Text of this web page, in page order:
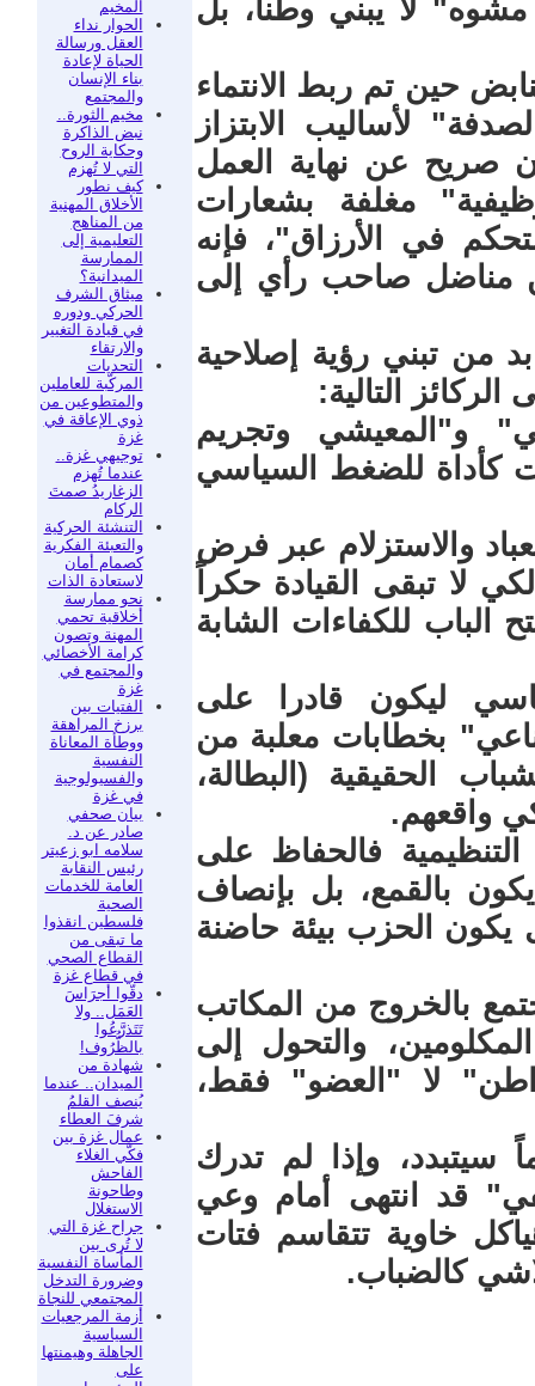
المخيم
الحوار نداء
العقل ورسالة
الحياة لإعادة
بناء الإنسان
والمجتمع
مخيم الثورة..
نبض الذاكرة
وحكاية الروح
التي لا تُهزم
كيف نطور
الأخلاق المهنية
من المناهج
التعليمية إلى
الممارسة
الميدانية؟
ميثاق الشرف
الحركي ودوره
في قيادة التغيير
والارتقاء
التحديات
المركّبة للعاملين
والمتطوعين من
ذوي الإعاقة في
غزة
توجيهي غزة..
عندما تُهزم
الزغاريدُ صمتَ
الركام
التنشئة الحركية
والتعبئة الفكرية
كصمام أمان
لاستعادة الذات
نحو ممارسة
أخلاقية تحمي
المهنة وتصون
كرامة الأخصائي
والمجتمع في
غزة
الفتيات بين
برزخ المراهقة
ووطأة المعاناة
النفسية
والفسيولوجية
في غزة
بيان صحفي
صادر عن د.
سلامه ابو زعيتر
رئيس النقابة
العامة للخدمات
الصحية
فلسطين انقذوا
ما تبقى من
القطاع الصحي
في قطاع غزة
دقّوا أجرَاسَ
العَمَل.. ولا
تَتَذرَّعُوا
بالظُّرُوف!
شهادة من
الميدان.. عندما
يُنصف القلمُ
شرفَ العطاء
عمال غزة بين
فكّي الغلاء
الفاحش
وطاحونة
الاستغلال
جراح غزة التي
لا تُرى بين
المأساة النفسية
وضرورة التدخل
المجتمعي للنجاة
أزمة المرجعيات
السياسية
الجاهلة وهيمنتها
على
مشوه" لا يبني وطناً، بل
حين تم ربط الانتماء
لأساليب الابتزاز
صريح عن نهاية العمل
مغلفة بشعارات
في الأرزاق"، فإنه
مناضل صاحب رأي إلى
من تبني رؤية إصلاحية
التالية:
و"المعيشي وتجريم
كأداة للضغط السياسي
والاستزلام عبر فرض
لا تبقى القيادة حكراً
للكفاءات الشابة
ليكون قادرا على
بخطابات معلبة من
الحقيقية (البطالة،
واقعهم.
التنظيمية فالحفاظ على
يكون بالقمع، بل بإنصاف
يكون الحزب بيئة حاضنة
بالخروج من المكاتب
والتحول إلى
لا "العضو" فقط،
سيتبدد، وإذا لم تدرك
قد انتهى أمام وعي
خاوية تتقاسم فتات
كالضباب.